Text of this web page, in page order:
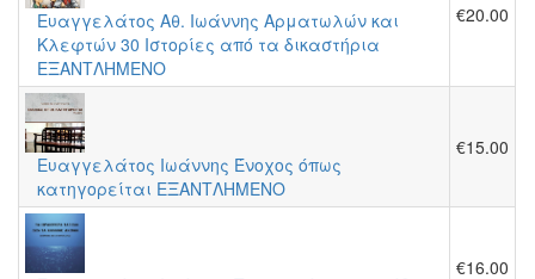
Ευαγγελάτος Αθ. Ιωάννης Αρματωλών και
Κλεφτών 30 Ιστορίες από τα δικαστήρια
ΕΞΑΝΤΛΗΜΕΝΟ
€20.00
Ευαγγελάτος Ιωάννης Ένοχος όπως
κατηγορείται ΕΞΑΝΤΛΗΜΕΝΟ
€15.00
€16.00